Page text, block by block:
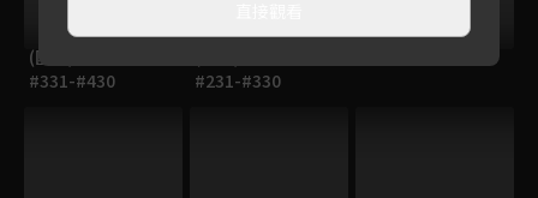
(國語)新哆啦A夢
#331-#430
#231-#330